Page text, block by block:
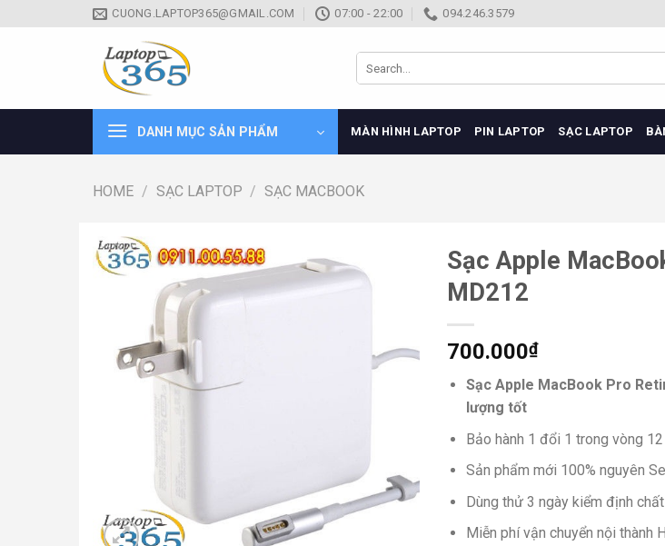
to
CUONG.LAPTOP365@GMAIL.COM 07:00 - 22:00 094.246.3579
DANH MỤC SẢN PHẨM MÀN HÌNH LAPTOP PIN LAPTOP SẠC LAPTOP
HOME / SẠC LAPTOP / SẠC MACBOOK
Sạc Apple
MD212
700.000₫
Sạc Apple MacBook Pro
lượng tốt
Bảo hành 1 đổi 1 trong vòng
Sản phẩm mới 100% nguyên
Dùng thử 3 ngày kiểm định
Miễn phí vận chuyển nội thành